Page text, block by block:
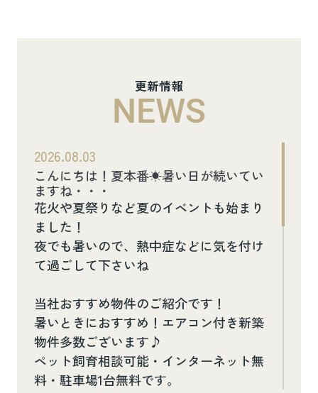
更新情報
NEWS
2026.08.03
こんにちは！夏本番☀暑い日が続いてい
ますね・・・
花火や夏祭りなど夏のイベントも始まり
ました！
夜でも暑いので、熱中症などに気を付け
て過ごして下さいね
当社おすすめ物件のご紹介です！
暑いときにおすすめ！エアコン付き新築
物件多数ございます♪
ペット飼育相談可能・インターネット無
料・駐車場1台無料です。